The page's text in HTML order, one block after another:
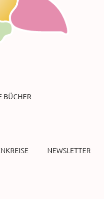
BÜCHER
NEWSLETTER